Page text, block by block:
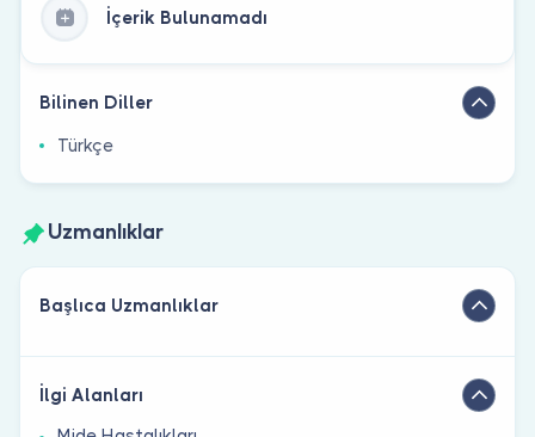
İçerik Bulunamadı
Bilinen Diller
Türkçe
Uzmanlıklar
Başlıca Uzmanlıklar
İlgi Alanları